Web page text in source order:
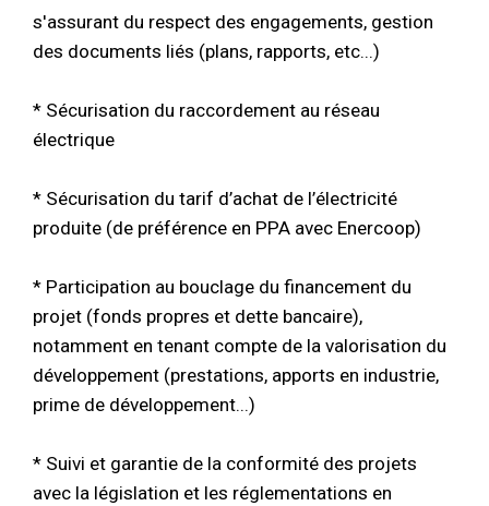
s'assurant du respect des engagements, gestion
des documents liés (plans, rapports, etc...)
* Sécurisation du raccordement au réseau
électrique
* Sécurisation du tarif d’achat de l’électricité
produite (de préférence en PPA avec Enercoop)
* Participation au bouclage du financement du
projet (fonds propres et dette bancaire),
notamment en tenant compte de la valorisation du
développement (prestations, apports en industrie,
prime de développement...)
* Suivi et garantie de la conformité des projets
avec la législation et les réglementations en